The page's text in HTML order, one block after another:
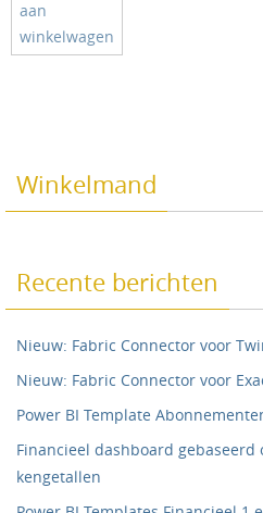
aan
winkelwagen
Winkelmand
Recente berichten
Nieuw: Fabric Connector voor
Nieuw: Fabric Connector voor
Power BI Template
Financieel dashboard gebaseerd
kengetallen